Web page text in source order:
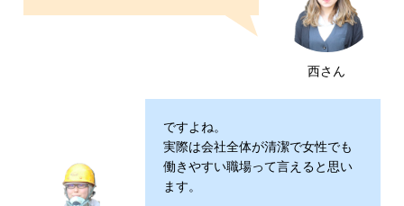
西さん
ですよね。
実際は会社全体が清潔で女性でも
働きやすい職場って言えると思い
ます。